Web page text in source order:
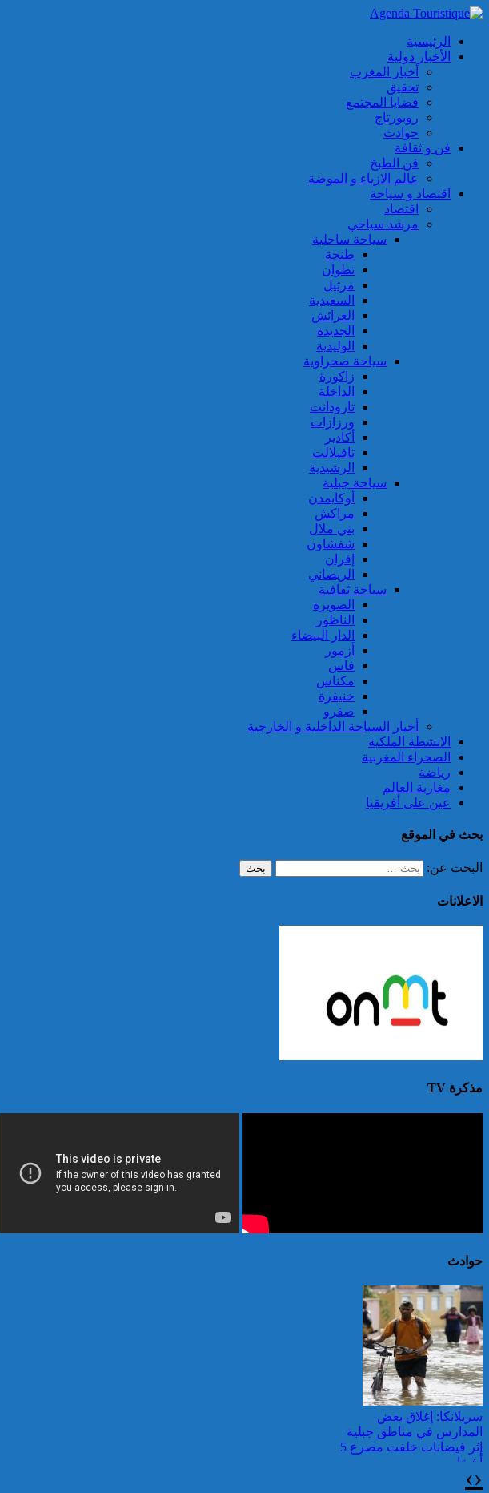
الرئيسية
الأخبار دولية
أخبار المغرب
تحقيق
قضايا المجتمع
روبورتاج
حوادث
فن و ثقافة
فن الطبخ
عالم الازياء و الموضة
اقتصاد و سياحة
اقتصاد
مرشد سياحي
سياحة ساحلية
طنجة
تطوان
مرتيل
السعيدية
العرائش
الجديدة
الوليدية
سياحة صحراوية
زاكورة
الداخلة
تارودانت
ورزازات
أكادير
تافيلالت
الرشيدية
سياحة جبلية
أوكايمدن
مراكش
بني ملال
شفشاون
إفران
الريصاني
سياحة ثقافية
الصويرة
الناظور
الدار البيضاء
أزمور
فاس
مكناس
خنيفرة
صفرو
أخبار السياحة الداخلية و الخارجية
الانشطة الملكية
الصحراء المغربية
رياضة
مغاربة العالم
عين على أفريقيا
بحث في الموقع
البحث عن:
الاعلانات
مذكرة TV
حوادث
سريلانكا: إغلاق بعض
المدارس في مناطق جبلية
إثر فيضانات خلفت مصرع 5
أشخاص
‹
›